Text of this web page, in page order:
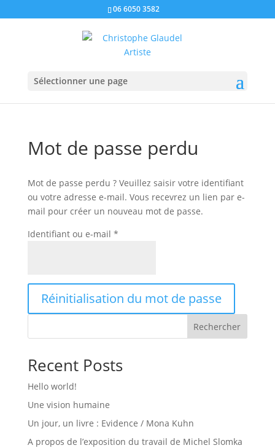
06 6050 3582
Sélectionner une page
Mot de passe perdu
Mot de passe perdu ? Veuillez saisir votre identifiant
ou votre adresse e-mail. Vous recevrez un lien par e-
mail pour créer un nouveau mot de passe.
Identifiant ou e-mail *Obligatoire
Réinitialisation du mot de passe
Rechercher
Recent Posts
Hello world!
Une vision humaine
Un jour, un livre : Evidence / Mona Kuhn
A propos de l’exposition du travail de Michel Slomka